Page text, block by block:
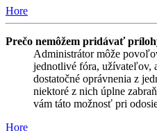
Hore
Prečo nemôžem pridávať
Administrátor môže
jednotlivé fóra, užívateľov,
dostatočné oprávnenia z
niektoré z nich úplne
vám táto možnosť pri
Hore